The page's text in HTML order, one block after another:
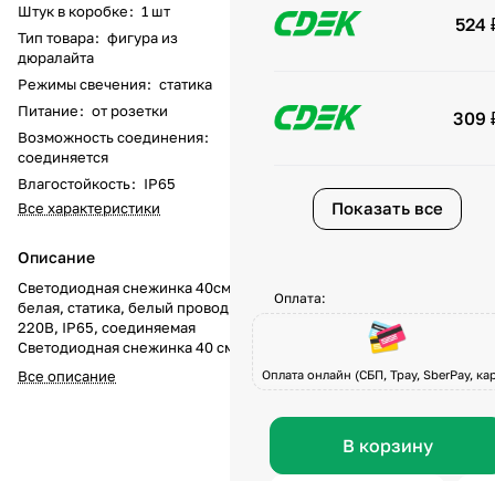
Штук в коробке: 1 шт
Тип товара: фигура из
дюралайта
Режимы свечения: статика
Питание: от розетки
Возможность соединения:
соединяется
Влагостойкость: IP65
Все характеристики
Описание
Светодиодная снежинка 40см
белая, статика, белый провод,
220В, IP65, соединяемая
Светодиодная снежинка 40 см
белого свечения — это
универсальное украшение для
Все описание
524
309
Показать все
Оплата:
Оплата онлайн (СБП, Tpay, SberPay,
В корзину